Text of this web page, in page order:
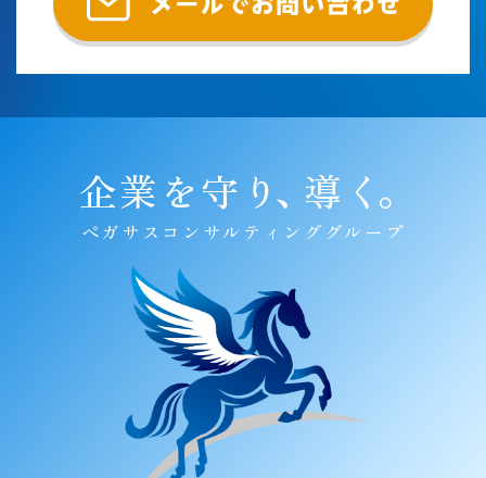
企業を守り、導く。
ペガサスコンサルティンググループ